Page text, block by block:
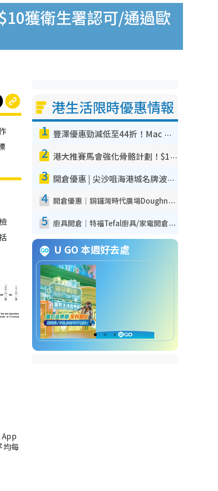
獲衛生署認可/通過歐
均每
港生活限時優惠情報
1 豐澤優惠勁減低至44折！Mac mini/iPhone17Pro大減價！廚房家電$220起
2 港大推賽馬會強化骨骼計劃！$100骨質密度X光檢查 完成免費運動訓練送超市禮券！附參加資格
3 開倉優惠 | 尖沙咀海港城名牌波鞋開倉低至1折！On鞋$899起／Joy&Peace鞋履$98起
4 開倉優惠｜銅鑼灣時代廣場Doughnut/Campo Marzio開倉低至1折！背囊、書包、手袋劈價$200起
5 廚具開倉｜特福Tefal廚具/家電開倉低至3折！$220起買平底鍋/炒鑊/湯煲！電飯煲/吸塵機/燙斗$418起
U GO 本週好去處